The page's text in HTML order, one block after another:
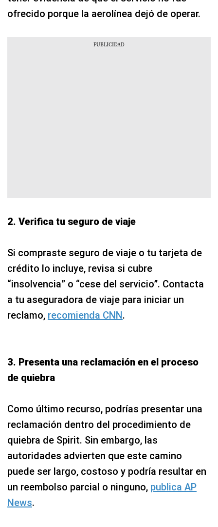
ofrecido porque la aerolínea dejó de operar.
2. Verifica tu seguro de viaje
Si compraste seguro de viaje o tu tarjeta de
crédito lo incluye, revisa si cubre
“insolvencia” o “cese del servicio”. Contacta
a tu aseguradora de viaje para iniciar un
reclamo, recomienda CNN .
3. Presenta una reclamación en el proceso
de quiebra
Como último recurso, podrías presentar una
reclamación dentro del procedimiento de
quiebra de Spirit. Sin embargo, las
autoridades advierten que este camino
puede ser largo, costoso y podría resultar en
un reembolso parcial o ninguno, publica AP
News.